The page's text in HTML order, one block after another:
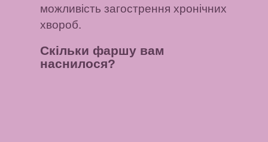
можливість загострення хронічних
хвороб.
Скільки фаршу вам
наснилося?